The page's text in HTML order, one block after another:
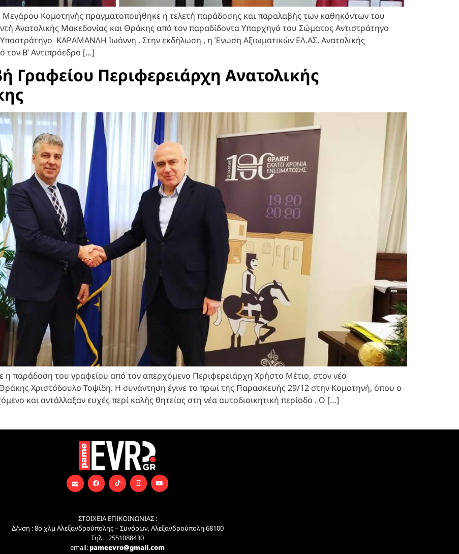
Κομοτηνής πραγματοποιήθηκε η τελετή παράδοσης και παραλαβής των καθηκόντων του
Ανατολικής Μακεδονίας και Θράκης από τον παραδίδοντα Υπαρχηγό του Σώματος Αντιστράτηγο
ΚΑΡΑΜΑΝΛΗ Ιωάννη . Στην εκδήλωση , η Ένωση Αξιωματικών ΕΛ.ΑΣ. Ανατολικής
Β’ Αντιπρόεδρο […]
Περιφερειάρχη Ανατολικής
η παράδοση του γραφείου από τον απερχόμενο Περιφερειάρχη Χρήστο Μέτιο, στον νέο
Χριστόδουλο Τοψίδη. Η συνάντηση έγινε το πρωί της Παρασκευής 29/12 στην Κομοτηνή, όπου ο
και αντάλλαξαν ευχές περί καλής θητείας στη νέα αυτοδιοικητική περίοδο . Ο […]
ΣΤΟΙΧΕΙΑ ΕΠΙΚΟΙΝΩΝΙΑΣ :
Δ/νση : 8ο χλμ Αλεξανδρούπολης – Συνόρων, Αλεξανδρούπολη 68100
Τηλ. : 2551088430
email:pameevro@gmail.com